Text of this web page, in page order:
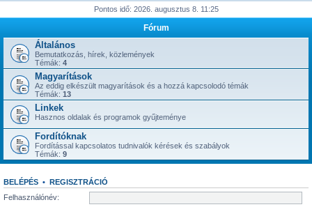
s
Pontos idő: 2026. augusztus 8. 11:25
Fórum
Általános
Bemutatkozás, hírek, közlemények
Témák: 4
Magyarítások
Az eddig elkészült magyarítások és a hozzá kapcsolodó témák
Témák: 13
Linkek
Hasznos oldalak és programok gyűjteménye
Fordítóknak
Fordítással kapcsolatos tudnivalók kérések és szabályok
Témák: 9
BELÉPÉS • REGISZTRÁCIÓ
Felhasználónév: